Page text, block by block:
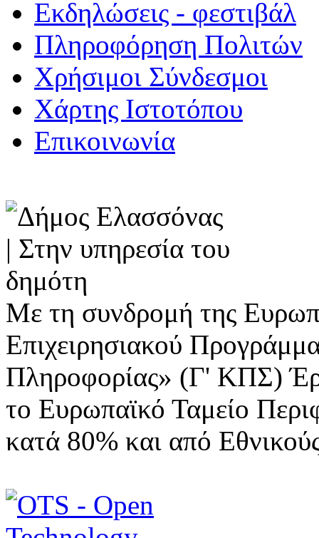
Εκδηλώσεις - φεστιβάλ
Πληροφόρηση Πολιτών
Χρήσιμοι Σύνδεσμοι
Χάρτης Ιστοτόπου
Επικοινωνία
Με τη συνδρομή της
Επιχειρησιακού
Πληροφορίας» (Γ' ΚΠΣ)
το Ευρωπαϊκό Ταμείο
κατά 80% και από